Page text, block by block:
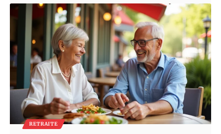
RETRAITE